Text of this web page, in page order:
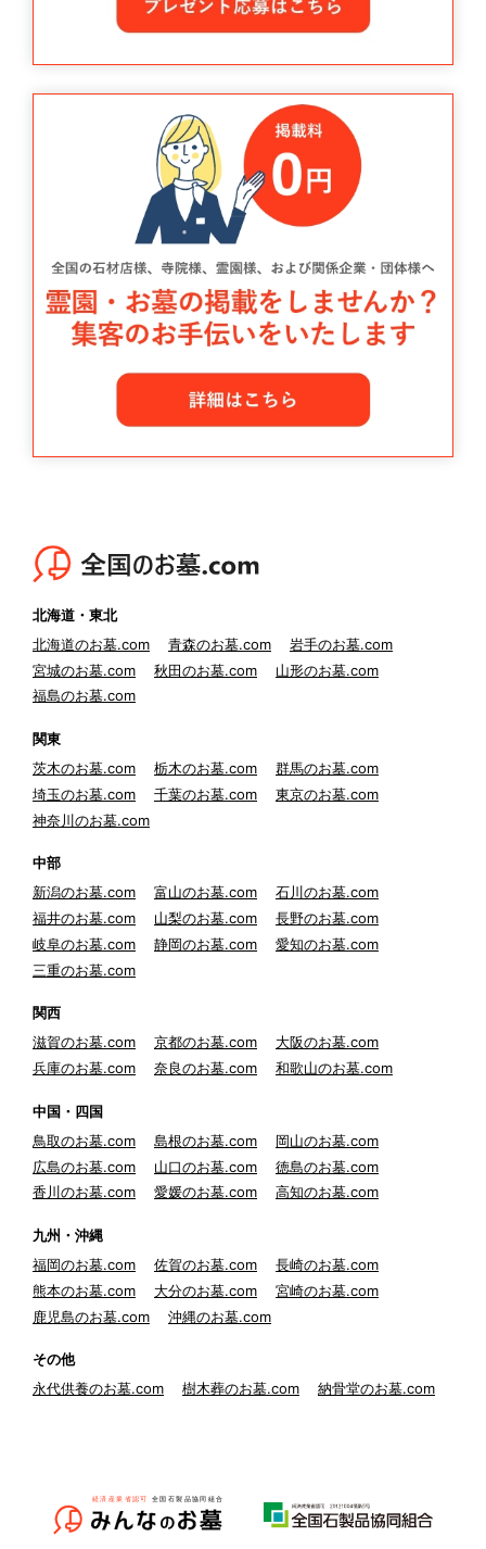
北海道・東北
北海道のお墓.com
青森のお墓.com
岩手のお墓.com
宮城のお墓.com
秋田のお墓.com
山形のお墓.com
福島のお墓.com
関東
茨木のお墓.com
栃木のお墓.com
群馬のお墓.com
埼玉のお墓.com
千葉のお墓.com
東京のお墓.com
神奈川のお墓.com
中部
新潟のお墓.com
富山のお墓.com
石川のお墓.com
福井のお墓.com
山梨のお墓.com
長野のお墓.com
岐阜のお墓.com
静岡のお墓.com
愛知のお墓.com
三重のお墓.com
関西
滋賀のお墓.com
京都のお墓.com
大阪のお墓.com
兵庫のお墓.com
奈良のお墓.com 和歌山のお墓.com
中国・四国
鳥取のお墓.com
島根のお墓.com
岡山のお墓.com
広島のお墓.com
山口のお墓.com
徳島のお墓.com
香川のお墓.com
愛媛のお墓.com 高知のお墓.com
九州・沖縄
福岡のお墓.com
佐賀のお墓.com
長崎のお墓.com
熊本のお墓.com
大分のお墓.com
宮崎のお墓.com
鹿児島のお墓.com
沖縄のお墓.com
その他
永代供養のお墓.com
樹木葬のお墓.com 納骨堂のお墓.com